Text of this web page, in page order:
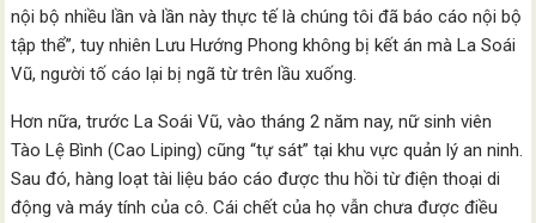
nội bộ nhiều lần và lần này thực tế là chúng tôi đã báo cáo nội bộ
tập thể”, tuy nhiên Lưu Hướng Phong không bị kết án mà La Soái
Vũ, người tố cáo lại bị ngã từ trên lầu xuống.
Hơn nữa, trước La Soái Vũ, vào tháng 2 năm nay, nữ sinh viên
Tào Lệ Bình (Cao Liping) cũng “tự sát” tại khu vực quản lý an ninh.
Sau đó, hàng loạt tài liệu báo cáo được thu hồi từ điện thoại di
động và máy tính của cô. Cái chết của họ vẫn chưa được điều